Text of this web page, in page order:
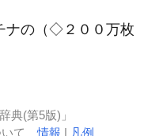
ナの（◇２００万枚
典(第5版)」
いて情報 | 凡例